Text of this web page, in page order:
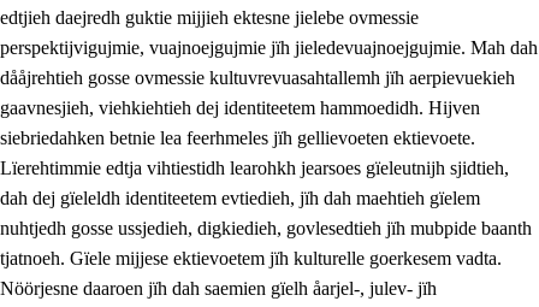
edtjieh daejredh guktie mijjieh ektesne jielebe ovmessie
perspektijvigujmie, vuajnoejgujmie jïh jieledevuajnoejgujmie. Mah dah
dååjrehtieh gosse ovmessie kultuvrevuasahtallemh jïh aerpievuekieh
gaavnesjieh, viehkiehtieh dej identiteetem hammoedidh. Hijven
siebriedahken betnie lea feerhmeles jïh gellievoeten ektievoete.
Lïerehtimmie edtja vihtiestidh learohkh jearsoes gïeleutnijh sjidtieh,
dah dej gïeleldh identiteetem evtiedieh, jïh dah maehtieh gïelem
nuhtjedh gosse ussjedieh, digkiedieh, govlesedtieh jïh mubpide baanth
tjatnoeh. Gïele mijjese ektievoetem jïh kulturelle goerkesem vadta.
Nöörjesne daaroen jïh dah saemien gïelh åarjel-, julev- jïh